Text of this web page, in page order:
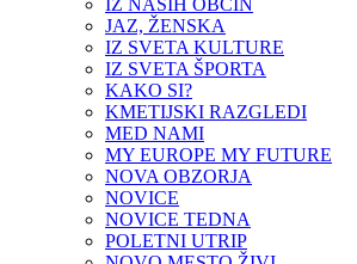
IZ NAŠIH OBČIN
JAZ, ŽENSKA
IZ SVETA KULTURE
IZ SVETA ŠPORTA
KAKO SI?
KMETIJSKI RAZGLEDI
MED NAMI
MY EUROPE MY FUTURE
NOVA OBZORJA
NOVICE
NOVICE TEDNA
POLETNI UTRIP